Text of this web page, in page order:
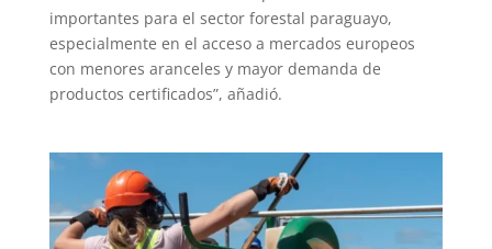
importantes para el sector forestal paraguayo,
especialmente en el acceso a mercados europeos
con menores aranceles y mayor demanda de
productos certificados”, añadió.